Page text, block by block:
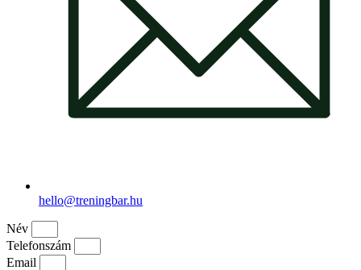
hello@treningbar.hu
Név
Telefonszám
Email